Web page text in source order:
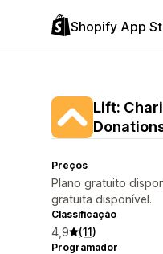
Shopify App
Lift:
Preços
Plano gratuito
gratuita disponível.
Classificação
4,9 (11)
Programador